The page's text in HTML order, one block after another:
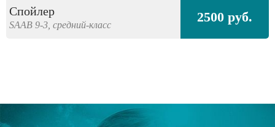
Спойлер
SAAB 9-3, средний-класс 2500 руб.